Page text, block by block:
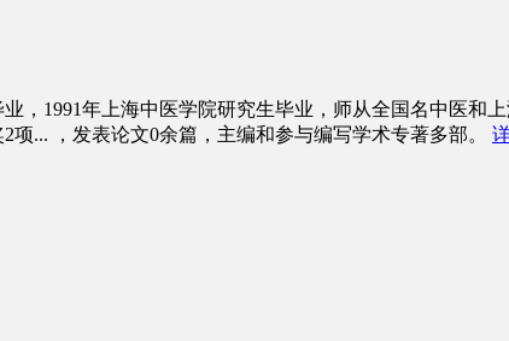
，1991年上海中医学院研究生毕业，师从全国名中医和
项... ，发表论文0余篇，主编和参与编写学术专著多部。